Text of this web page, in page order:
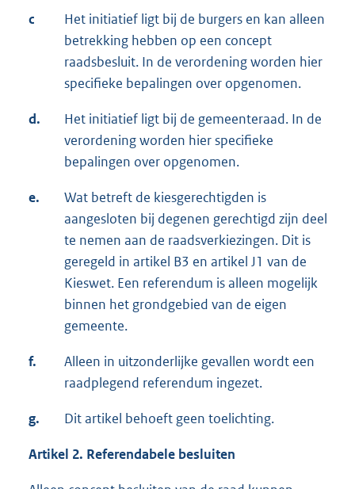
c
Het initiatief ligt bij de burgers en kan alleen
betrekking hebben op een concept
raadsbesluit. In de verordening worden hier
specifieke bepalingen over opgenomen.
d.
Het initiatief ligt bij de gemeenteraad. In de
verordening worden hier specifieke
bepalingen over opgenomen.
e.
Wat betreft de kiesgerechtigden is
aangesloten bij degenen gerechtigd zijn deel
te nemen aan de raadsverkiezingen. Dit is
geregeld in artikel B3 en artikel J1 van de
Kieswet. Een referendum is alleen mogelijk
binnen het grondgebied van de eigen
gemeente.
f.
Alleen in uitzonderlijke gevallen wordt een
raadplegend referendum ingezet.
g. Dit artikel behoeft geen toelichting.
Artikel 2. Referendabele besluiten